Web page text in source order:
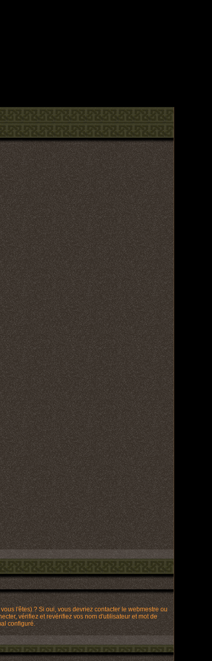
l'êtes) ? Si oui, vous devriez contacter le webmestre ou
vérifiez et revérifiez vos nom d'utilisateur et mot de
configuré.